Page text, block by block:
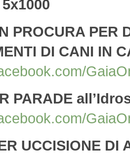
PROCURA PER
DI CANI IN
PARADE
UCCISIONE DI